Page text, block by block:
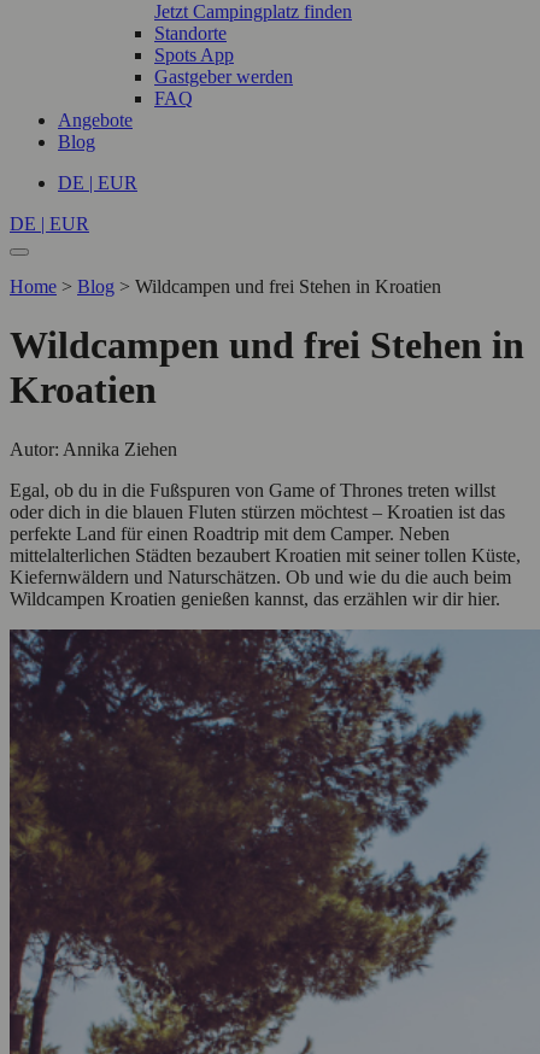
Jetzt Campingplatz finden
Standorte
Spots App
Gastgeber werden
FAQ
Angebote
Blog
DE | EUR
DE | EUR
Home > Blog > Wildcampen und frei Stehen in Kroatien
Wildcampen und frei Stehen in
Kroatien
Autor: Annika Ziehen
Egal, ob du in die Fußspuren von Game of Thrones treten willst
oder dich in die blauen Fluten stürzen möchtest – Kroatien ist das
perfekte Land für einen Roadtrip mit dem Camper. Neben
mittelalterlichen Städten bezaubert Kroatien mit seiner tollen Küste,
Kiefernwäldern und Naturschätzen. Ob und wie du die auch beim
Wildcampen Kroatien genießen kannst, das erzählen wir dir hier.